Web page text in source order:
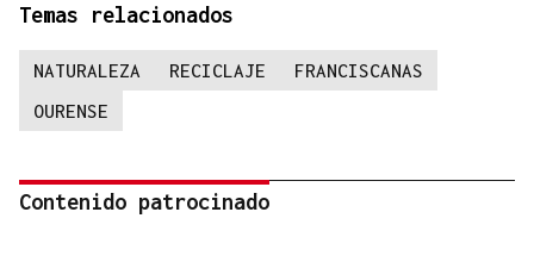
Temas relacionados
NATURALEZA RECICLAJE
FRANCISCANAS
OURENSE
Contenido patrocinado